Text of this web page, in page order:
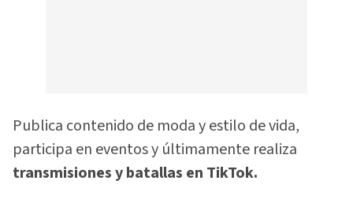
Publica contenido de moda y estilo de vida,
participa en eventos y últimamente realiza
transmisiones y batallas en TikTok.